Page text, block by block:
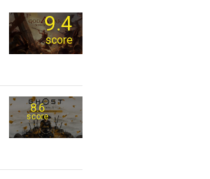
9.4
score
8.6
score